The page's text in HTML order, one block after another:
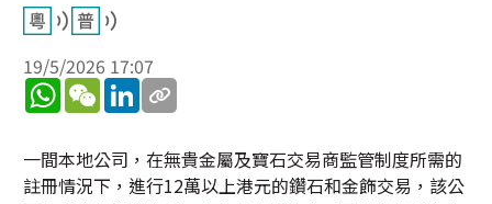
19/5/2026 17:07
WhatsApp
WeChatLinkedIn
一間本地公司，在無貴金屬及寶石交易商監管制度所需的
註冊情況下，進行12萬以上港元的鑽石和金飾交易，該公